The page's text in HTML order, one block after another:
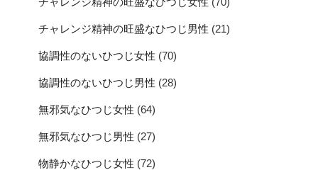
チャレンジ精神の旺盛なひつじ男性 (21)
協調性のないひつじ女性 (70)
協調性のないひつじ男性 (28)
無邪気なひつじ女性 (64)
無邪気なひつじ男性 (27)
物静かなひつじ女性 (72)